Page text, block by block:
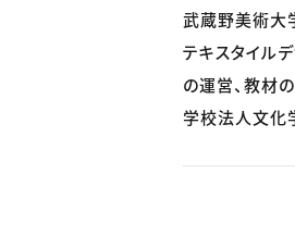
武蔵野美術大
テキスタイル
の運営、教材
学校法人文化